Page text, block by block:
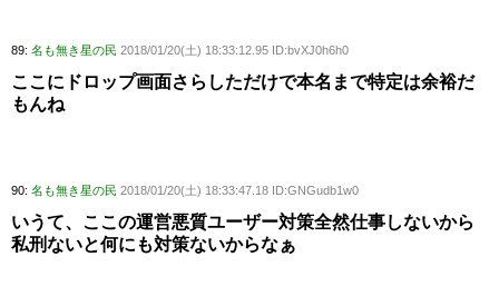
89: 名も無き星の民 2018/01/20(土) 18:33:12.95 ID:bvXJ0h6h0
ここにドロップ画面さらしただけで本名まで特定は余裕だ
もんね
90: 名も無き星の民 2018/01/20(土) 18:33:47.18 ID:GNGudb1w0
いうて、ここの運営悪質ユーザー対策全然仕事しないから
私刑ないと何にも対策ないからなぁ